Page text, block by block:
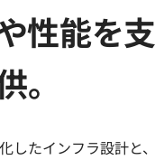
性能を
。
したインフラ設計と